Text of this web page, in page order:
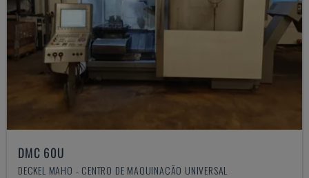
DMC 60U
DECKEL MAHO - CENTRO DE MAQUINAÇÃO UNIVERSAL